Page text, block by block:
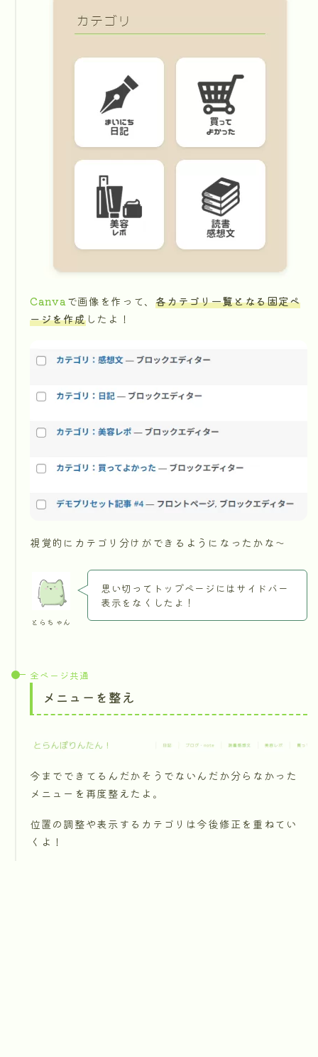
Canvaで画像を作って、各カテゴリ一覧となる固定ペ
ージを作成したよ！
視覚的にカテゴリ分けができるようになったかな～
とらちゃん
思い切ってトップページにはサイドバー
表示をなくしたよ！
全ページ共通
メニューを整え
今までできてるんだかそうでないんだか分らなかった
メニューを再度整えたよ。
位置の調整や表示するカテゴリは今後修正を重ねてい
くよ！